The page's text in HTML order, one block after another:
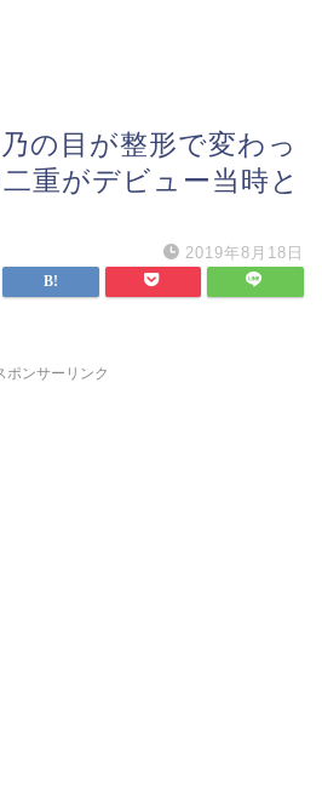
乃の目が整形で変わっ
重がデビュー当時と
2019年8月18日
ポンサーリンク